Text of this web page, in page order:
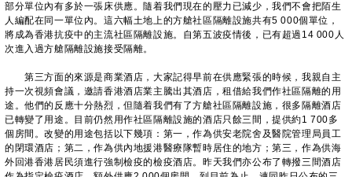
部分單位內有多於一張床供應。隨着我們現在的壓力已減少，我們不會把陌生
人編配在同一單位內。這六幅土地上的方艙社區隔離設施共有5 000個單位，
將成為香港抗疫中的主流社區隔離設施。自第五波疫情後，已有超過14 000人
次進入過方艙隔離設施接受隔離。
第三方面的來源是商業酒店，大家記得早前在供應緊張的時候，我親自主
持一次視頻會議，邀請香港酒店業主騰出其酒店，租借給我們作社區隔離的用
途。他們的反應十分熱烈，但隨着我們有了方艙社區隔離設施，很多隔離酒店
已轉變了用途。目前仍然用作社區隔離設施的酒店只餘三間，提供約1 700多
個房間。改變的用途包括以下幾項：第一，作為供安老院舍及醫院管理局員工
的閉環酒店；第二，作為供內地援港醫療隊暫時居住的地方；第三，作為供海
外回港香港居民須進行強制檢疫的檢疫酒店。昨天我們亦公布了轉撥三間酒店